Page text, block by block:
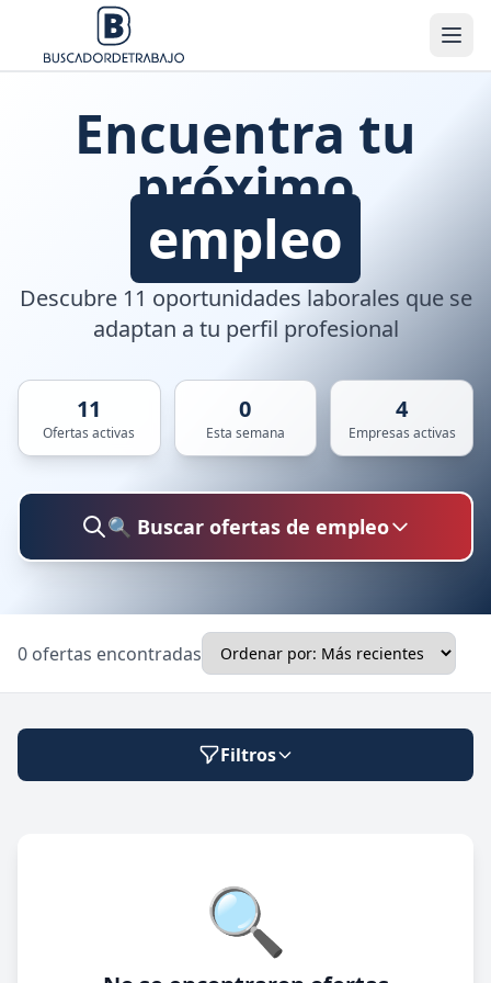
Encuentra tu
próximo
empleo
Descubre 11 oportunidades laborales que se
adaptan a tu perfil profesional
11
Ofertas activas
0
Esta semana
4
Empresas activas
🔍 Buscar ofertas de empleo
Ubicación
🔍 Buscar
0 ofertas encontradas
Filtros
Modalidad de trabajo🔍